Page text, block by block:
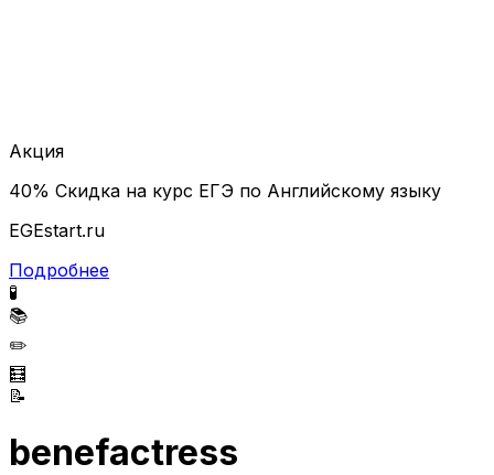
Акция
40% Скидка на курс ЕГЭ по Английскому языку
EGEstart.ru
Подробнее
🧪
📚
✏️
🧮
📝
benefactress